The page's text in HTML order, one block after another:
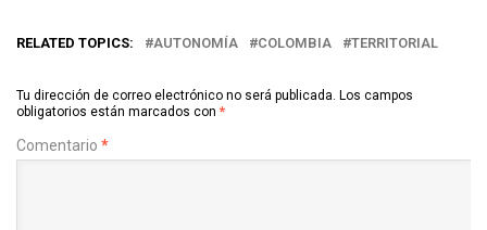
RELATED TOPICS: AUTONOMÍA COLOMBIA TERRITORIAL
Tu dirección de correo electrónico no será publicada. Los campos
obligatorios están marcados con *
Comentario *